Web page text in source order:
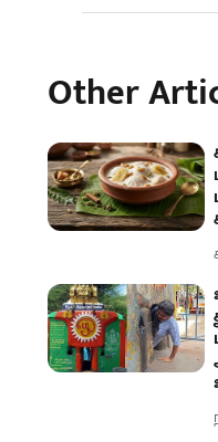
Other